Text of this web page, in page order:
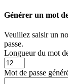
Générer un mot
Veuillez saisir un
passe.
Longueur du mot
Mot de passe